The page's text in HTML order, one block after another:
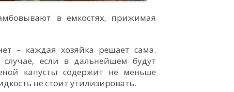
в емкостях, прижимая
– каждая хозяйка решает сама.
если в дальнейшем будут
капусты содержит не меньше
не стоит утилизировать.